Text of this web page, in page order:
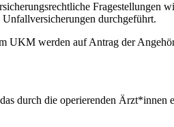
durchgeführt.
UKM werden auf Antrag der
durch die operierenden Ärzt*innen